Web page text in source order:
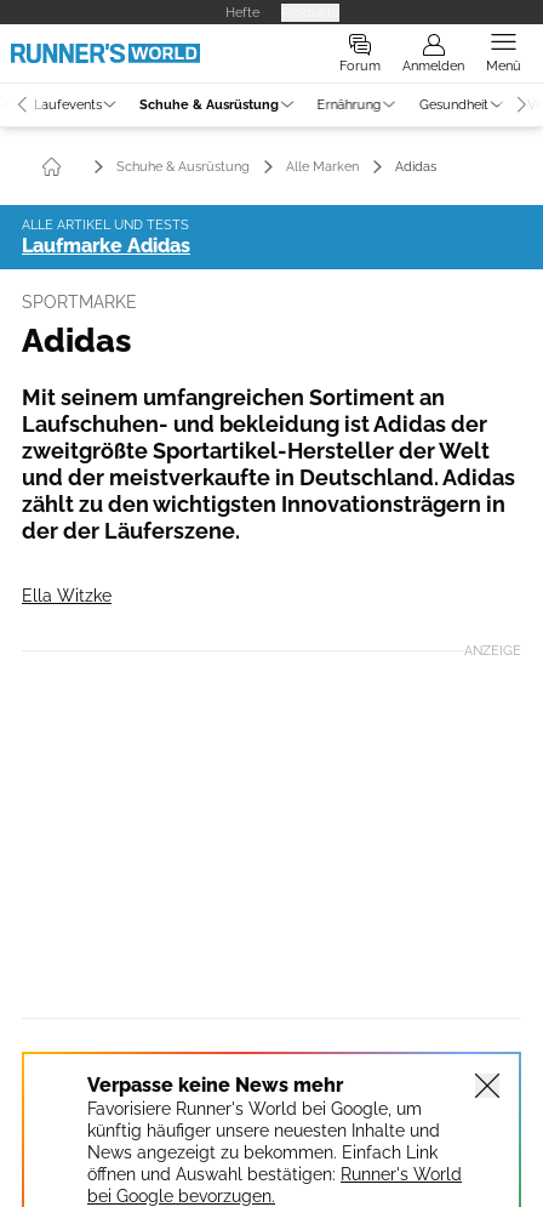
Hefte
Forum Anmelden Menü
Laufevents Schuhe & Ausrüstung Ernährung Gesundheit
Schuhe & Ausrüstung Alle Marken Adidas
ALLE ARTIKEL UND TESTS
Laufmarke Adidas
SPORTMARKE
Adidas
Mit seinem umfangreichen Sortiment an
Laufschuhen- und bekleidung ist Adidas der
zweitgrößte Sportartikel-Hersteller der Welt
und der meistverkaufte in Deutschland. Adidas
zählt zu den wichtigsten Innovationsträgern in
der der Läuferszene.
Ella Witzke
ANZEIGE
Verpasse keine News mehr
Favorisiere Runner's World bei Google, um
künftig häufiger unsere neuesten Inhalte und
News angezeigt zu bekommen. Einfach Link
öffnen und Auswahl bestätigen: Runner's World
bei Google bevorzugen.